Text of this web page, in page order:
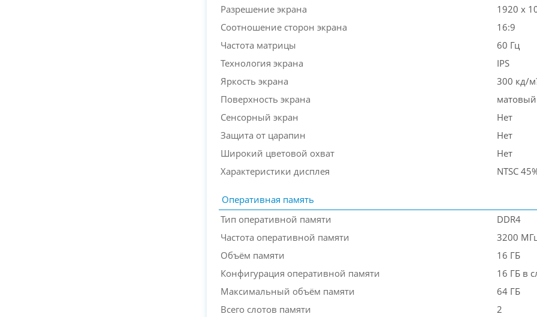
Разрешение экрана
1920 x
Соотношение сторон экрана
16:9
Частота матрицы
60 Гц
Технология экрана
IPS
Яркость экрана
300 кд/
Поверхность экрана
матовый
Сенсорный экран
Нет
Защита от царапин
Нет
Широкий цветовой охват
Нет
Характеристики дисплея
NTSC
Оперативная память
Тип оперативной памяти
DDR4
Частота оперативной памяти
3200
Объём памяти
16 ГБ
Конфигурация оперативной памяти
16 ГБ в
Максимальный объём памяти
64 ГБ
Всего слотов памяти
2